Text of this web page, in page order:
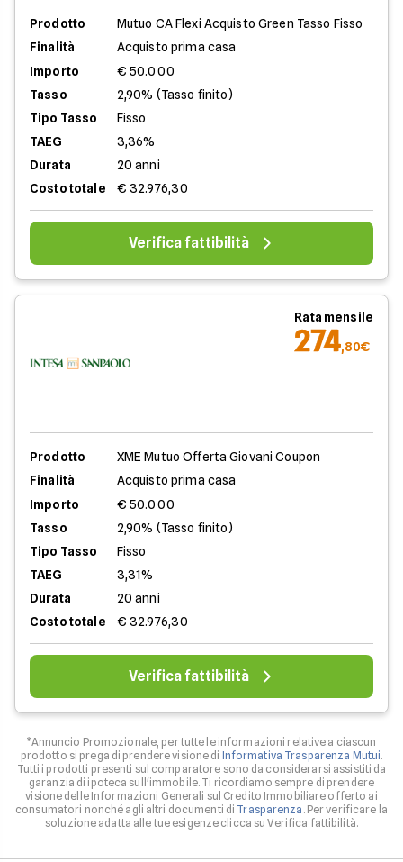
Prodotto
Mutuo CA Flexi Acquisto Green Tasso Fisso
Finalità
Acquisto prima casa
Importo
€ 50.000
Tasso
2,90% (Tasso finito)
Tipo Tasso
Fisso
TAEG
3,36%
Durata
20 anni
Costo totale
€ 32.976,30
Verifica fattibilità
Rata mensile
274,80€
Prodotto
XME Mutuo Offerta Giovani Coupon
Finalità
Acquisto prima casa
Importo
€ 50.000
Tasso
2,90% (Tasso finito)
Tipo Tasso
Fisso
TAEG
3,31%
Durata
20 anni
Costo totale
€ 32.976,30
Verifica fattibilità
*Annuncio Promozionale, per tutte le informazioni relative a ciascun
prodotto si prega di prendere visione di Informativa Trasparenza Mutui.
Tutti i prodotti presenti sul comparatore sono da considerarsi assistiti da
garanzia di ipoteca sull'immobile. Ti ricordiamo sempre di prendere
visione delle Informazioni Generali sul Credito Immobiliare offerto ai
consumatori nonché agli altri documenti di Trasparenza . Per verificare la
soluzione adatta alle tue esigenze clicca su Verifica fattibilità.